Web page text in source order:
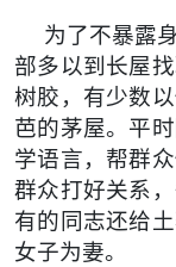
为了不暴露
部多以到长屋
树胶，有少数
芭的茅屋。平
学语言，帮群
群众打好关系
有的同志还给
女子为妻。